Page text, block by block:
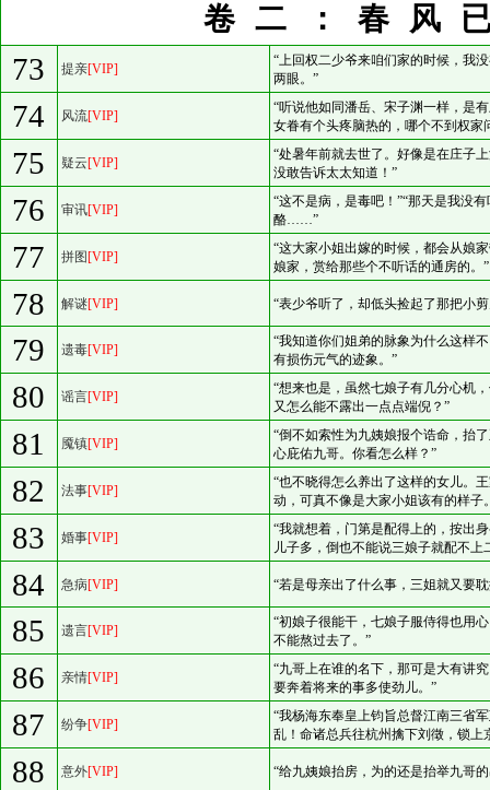
卷二：春风
73
提亲[VIP]
“上回权二少爷来咱们家的时候，我
两眼。”
74 风流[VIP]
“听说他如同潘岳、宋子渊一样，是
女眷有个头疼脑热的，哪个不到权
75 疑云[VIP]
“处暑年前就去世了。好像是在庄子
没敢告诉太太知道！”
76 审讯[VIP]
“这不是病，是毒吧！”“那天是我没
酪……”
77 拼图 [VIP]
“这大家小姐出嫁的时候，都会从娘
娘家，赏给那些个不听话的通房的。”
78 解谜[VIP] “表少爷听了，却低头捡起了那把小
79 遗毒[VIP]
“我知道你们姐弟的脉象为什么这样
有损伤元气的迹象。”
80 谣言[VIP]
“想来也是，虽然七娘子有几分心机
又怎么能不露出一点点端倪？”
81 魇镇[VIP]
“倒不如索性为九姨娘报个诰命，抬
心庇佑九哥。你看怎么样？”
82 法事[VIP]
“也不晓得怎么养出了这样的女儿。
动，可真不像是大家小姐该有的样子
83 婚事[VIP]
“我就想着，门第是配得上的，按出
儿子多，倒也不能说三娘子就配不
84 急病[VIP] “若是母亲出了什么事，三姐就又要
85 遗言[VIP]
“初娘子很能干，七娘子服侍得也用
不能熬过去了。”
86 亲情[VIP]
“九哥上在谁的名下，那可是大有讲
要奔着将来的事多使劲儿。”
87 纷争[VIP]
“我杨海东奉皇上钧旨总督江南三省
乱！命诸总兵往杭州擒下刘徵，锁
88 意外[VIP] “给九姨娘抬房，为的还是抬举九哥